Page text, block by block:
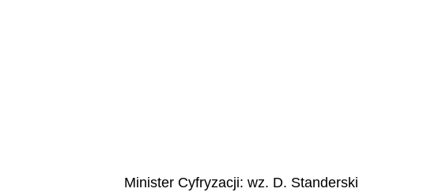
Minister Cyfryzacji: wz. D. Standerski